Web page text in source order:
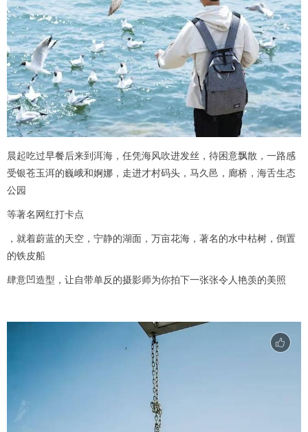
晨起吃过早餐后来到洱海，任凭海风吹进发丝，待困意飘散，一路感
受银苍玉洱的巍峨和婀娜，走进才村码头，马久邑，廊桥，海舌生态
公园
等著名网红打卡点
，就着蔚蓝的天空，宁静的湖面，万亩花海，著名的水中枯树，倒置
的铁皮船
肆意凹造型，让自带单反的摄影师为你拍下一张张令人艳羡的美照